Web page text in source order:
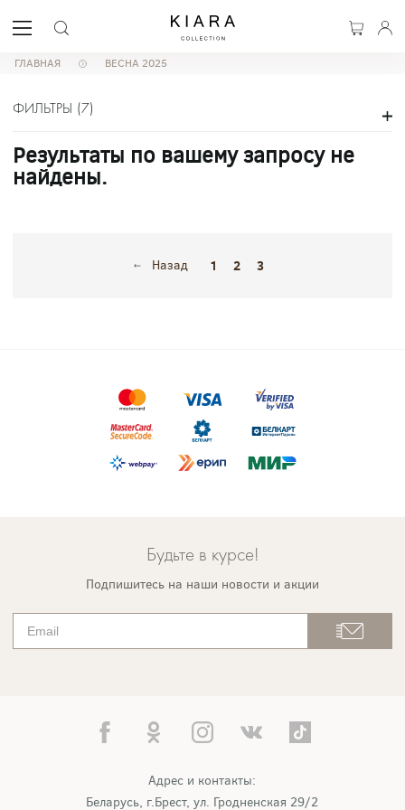
ГЛАВНАЯ ВЕСНА 2025
ФИЛЬТРЫ (7)
Результаты по вашему запросу не
найдены.
Назад 1 2 3
Будьте в курсе!
Подпишитесь на наши новости и акции
Адрес и контакты:
Беларусь, г.Брест, ул. Гродненская 29/2